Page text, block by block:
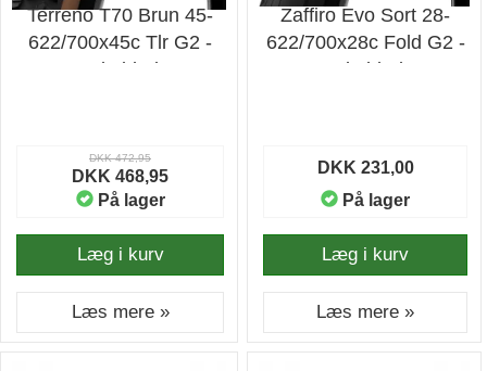
Terreno T70 Brun 45-
622/700x45c Tlr G2 -
Cykeldæk
DKK 472,95
DKK 468,95
På lager
Læg i kurv
Læs mere »
Zaffiro Evo Sort 28-
622/700x28c Fold G2 -
Cykeldæk
DKK 231,00
På lager
Læg i kurv
Læs mere »